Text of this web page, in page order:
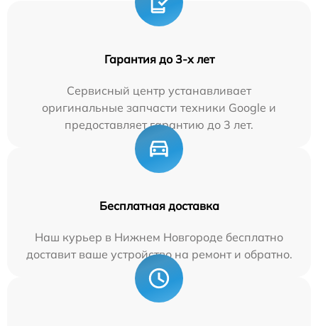
Гарантия до 3-х лет
Сервисный центр устанавливает
оригинальные запчасти техники Google и
предоставляет гарантию до 3 лет.
Бесплатная доставка
Наш курьер в Нижнем Новгороде бесплатно
доставит ваше устройство на ремонт и обратно.